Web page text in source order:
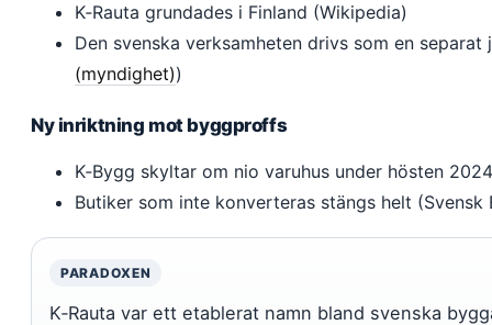
K‑Rauta grundades i Finland (Wikipedia)
Den svenska verksamheten drivs som en separat
(myndighet))
Ny inriktning mot byggproffs
K‑Bygg skyltar om nio varuhus under hösten
Butiker som inte konverteras stängs helt (Svensk
PARADOXEN
K‑Rauta var ett etablerat namn bland svenska